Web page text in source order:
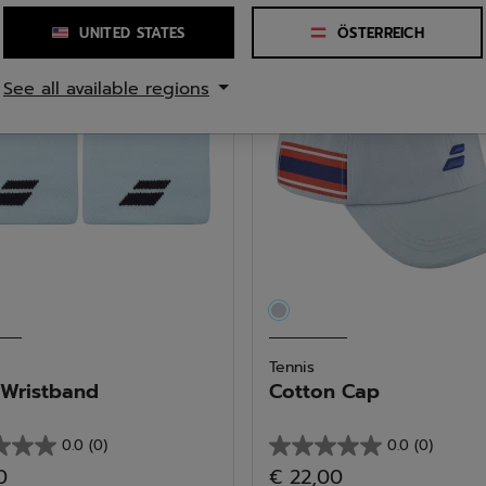
5
Sternen.
0.0 (0)
Tennis
Cotton Cap
0.0 (0)
0.0
€ 22,00
UNITED STATES ÖSTERREICH
See all available regions